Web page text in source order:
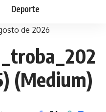
Deporte
de 2026
(Medium)